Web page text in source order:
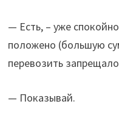
— Есть, – уже
положено (большую
перевозить
— Показывай.